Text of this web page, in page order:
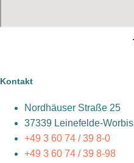
Kontakt
Nordhäuser Straße 25
37339 Leinefelde-Worbis
+49 3 60 74 / 39 8-0
+49 3 60 74 / 39 8-98